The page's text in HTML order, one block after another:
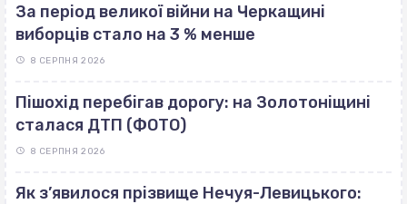
За період великої війни на Черкащині
виборців стало на 3 % менше
8 СЕРПНЯ 2026
Пішохід перебігав дорогу: на Золотоніщині
сталася ДТП (ФОТО)
8 СЕРПНЯ 2026
Як з’явилося прізвище Нечуя-Левицького: